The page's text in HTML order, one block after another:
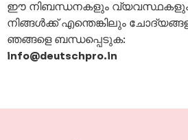
ഈ നിബന്ധനകളും വ്യവസ്ഥകളും
നിങ്ങൾക്ക് എന്തെങ്കിലും
ഞങ്ങളെ ബന്ധപ്പെടുക:
info@deutschpro.in